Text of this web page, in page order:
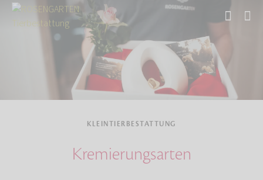
Tierbestattung Kleintierbestattung
KLEINTIERBESTATTUNG
Kremierungsarten